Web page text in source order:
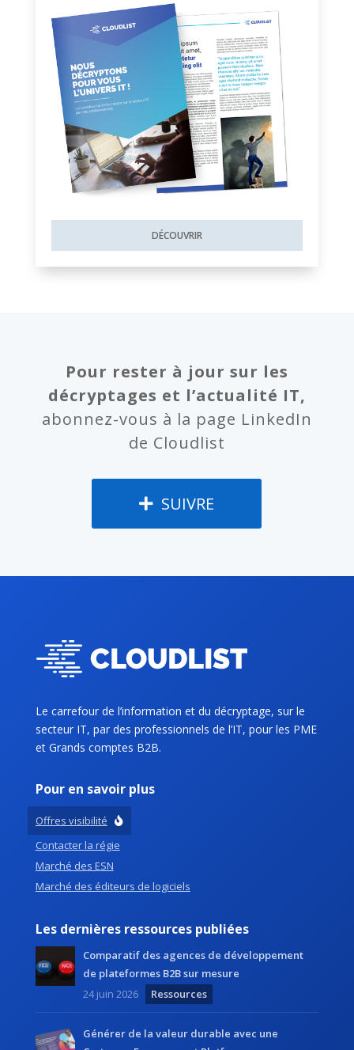
DÉCOUVRIR
Pour rester à jour sur les
décryptages et l’actualité IT,
abonnez-vous à la page LinkedIn
de Cloudlist
SUIVRE
Le carrefour de l’information et du décryptage, sur le
secteur IT, par des professionnels de l’IT, pour les PME
et Grands comptes B2B.
Pour en savoir plus
Offres visibilité
Contacter la régie
Marché des ESN
Marché des éditeurs de logiciels
Les dernières ressources publiées
Comparatif des agences de développement
de plateformes B2B sur mesure
24 juin 2026
Ressources
Générer de la valeur durable avec une